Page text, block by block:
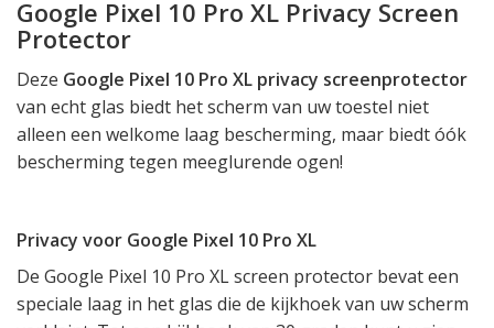
Google Pixel 10 Pro XL Privacy Screen
Protector
Deze Google Pixel 10 Pro XL privacy screenprotector
van echt glas biedt het scherm van uw toestel niet
alleen een welkome laag bescherming, maar biedt óók
bescherming tegen meeglurende ogen!
Privacy voor Google Pixel 10 Pro XL
De Google Pixel 10 Pro XL screen protector bevat een
speciale laag in het glas die de kijkhoek van uw scherm